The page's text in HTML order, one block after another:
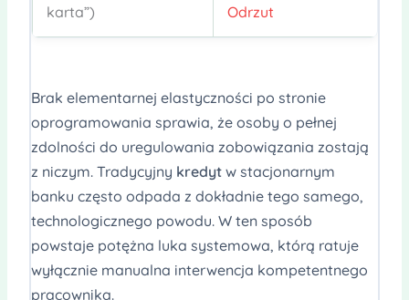
karta”)
Odrzut
Brak elementarnej elastyczności po stronie
oprogramowania sprawia, że osoby o pełnej
zdolności do uregulowania zobowiązania zostają
z niczym. Tradycyjny kredytw stacjonarnym
banku często odpada z dokładnie tego samego,
technologicznego powodu. W ten sposób
powstaje potężna luka systemowa, którą ratuje
wyłącznie manualna interwencja kompetentnego
pracownika.